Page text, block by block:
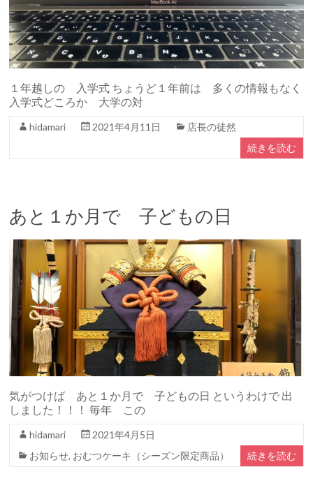
１年越しの 入学式 ちょうど１年前は 多くの情報もなく
入学式どころか 大学の対
hidamari 2021年4月11日
店長の徒然
続きを読む
あと１か月で 子どもの日
気がつけば あと１か月で 子どもの日 というわけで 出
しました！！！ 毎年 この
hidamari
2021年4月5日
お知らせ, おむつケーキ（シーズン限定商品） 続きを読む